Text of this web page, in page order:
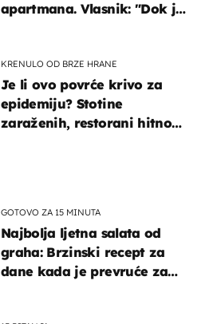
apartmana. Vlasnik: "Dok je
KRENULO OD BRZE HRANE
Je li ovo povrće krivo za
epidemiju? Stotine
zaraženih, restorani hitno
GOTOVO ZA 15 MINUTA
Najbolja ljetna salata od
graha: Brzinski recept za
dane kada je prevruće za